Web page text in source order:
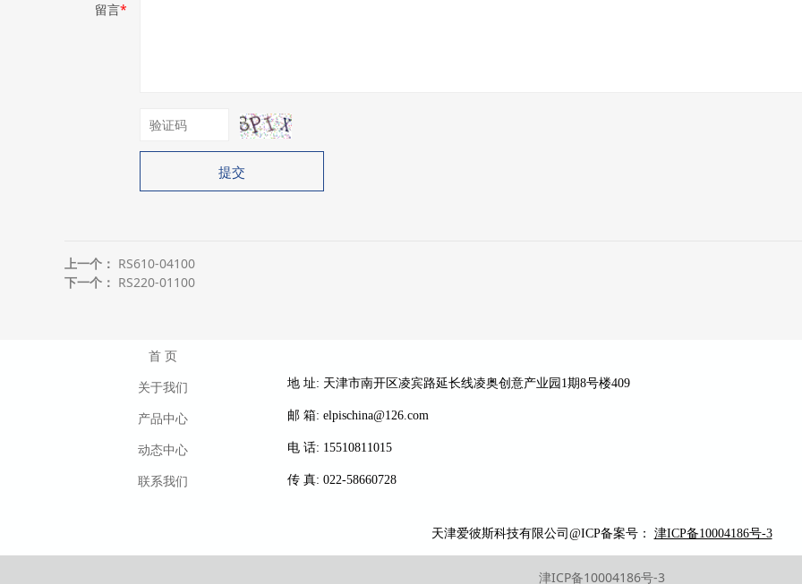
留言*
提交
上一个： RS610-04100
下一个： RS220-01100
首 页
关于我们
产品中心
动态中心
联系我们
地 址: 天津市南开区凌宾路延长线凌奥创意产业园1期8号楼409
邮 箱: elpischina@126.com
电 话: 15510811015
传 真: 022-58660728
天津爱彼斯科技有限公司@ICP备案号： 津ICP备10004186号-3
津ICP备10004186号-3